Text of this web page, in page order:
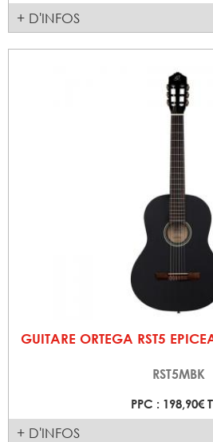
+ D'INFOS
GUITARE ORTEGA RST5
RST5MBK
PPC : 198,90€
+ D'INFOS